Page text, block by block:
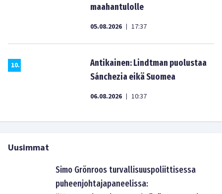
maahantulolle
05.08.2026 | 17:37
10.
Antikainen: Lindtman puolustaa
Sánchezia eikä Suomea
06.08.2026 | 10:37
Uusimmat
Simo Grönroos turvallisuuspoliittisessa
puheenjohtajapaneelissa: